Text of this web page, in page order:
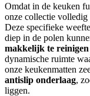
Omdat in de keuken
onze collectie volledig
Deze specifieke
diep in de polen
makkelijk te reinigen
dynamische ruimte
onze keukenmatten
antislip onderlaag,
liggen.